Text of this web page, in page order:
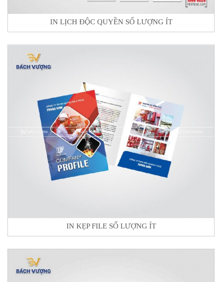
IN LỊCH ĐỘC QUYỀN SỐ LƯỢNG ÍT
IN KẸP FILE SỐ LƯỢNG ÍT